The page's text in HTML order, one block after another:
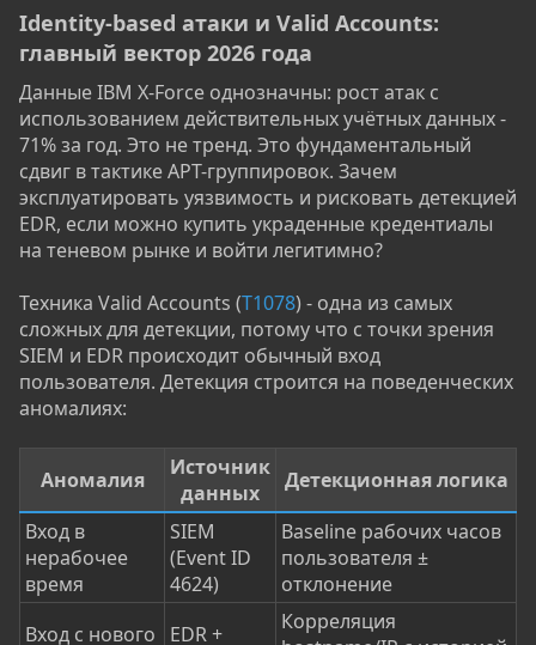
Identity-based атаки и Valid Accounts:
главный вектор 2026 года​
Данные IBM X-Force однозначны: рост атак с
использованием действительных учётных данных -
71% за год. Это не тренд. Это фундаментальный
сдвиг в тактике APT-группировок. Зачем
эксплуатировать уязвимость и рисковать детекцией
EDR, если можно купить украденные кредентиалы
на теневом рынке и войти легитимно?
Техника Valid Accounts (T1078) - одна из самых
сложных для детекции, потому что с точки зрения
SIEM и EDR происходит обычный вход
пользователя. Детекция строится на поведенческих
аномалиях:
Аномалия
Источник
данных
Детекционная логика
Вход в
нерабочее
время
SIEM
(Event ID
4624)
Baseline рабочих часов
пользователя ±
отклонение
Вход с нового
EDR +
Корреляция